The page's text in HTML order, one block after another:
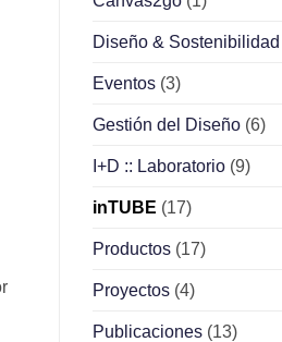
Diseño & Sostenibilidad
Eventos(3)
Gestión del Diseño(6)
I+D :: Laboratorio(9)
inTUBE (17)
Productos(17)
Proyectos(4)
Publicaciones(13)